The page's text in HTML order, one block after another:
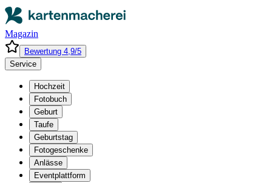
Magazin
Bewertung 4,9/5
Service
Hochzeit
Fotobuch
Geburt
Taufe
Geburtstag
Fotogeschenke
Anlässe
Eventplattform